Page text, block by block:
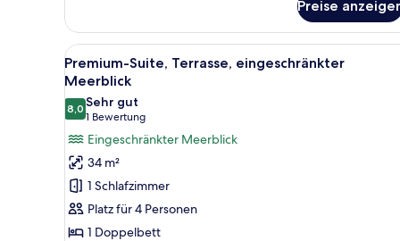
(Spa
Access)
Preise
Alle
Fotos
für
Premium-
Suite,
Terrasse,
eingeschränkter
Meerblick
anzeigen
Ein Balkon mit zwei
7
Premium-Suite, Terrasse, eingeschränkter
Meerblick
8,08,0 von 10
Sehr gut
1 Bewertung
(1
Bewertung)
Eingeschränkter Meerblick
34 m²
1 Schlafzimmer
Platz für 4 Personen
1 Doppelbett